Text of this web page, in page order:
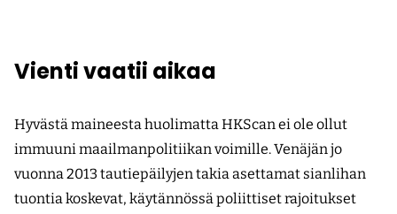
Vienti vaatii aikaa
Hyvästä maineesta huolimatta HKScan ei ole ollut
immuuni maailmanpolitiikan voimille. Venäjän jo
vuonna 2013 tautiepäilyjen takia asettamat sianlihan
tuontia koskevat, käytännössä poliittiset rajoitukset